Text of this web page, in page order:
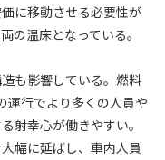
に移動させる必要性が
の温床となっている。
も影響している。燃料
運行でより多くの人員や
射幸心が働きやすい。
幅に延ばし、車内人員